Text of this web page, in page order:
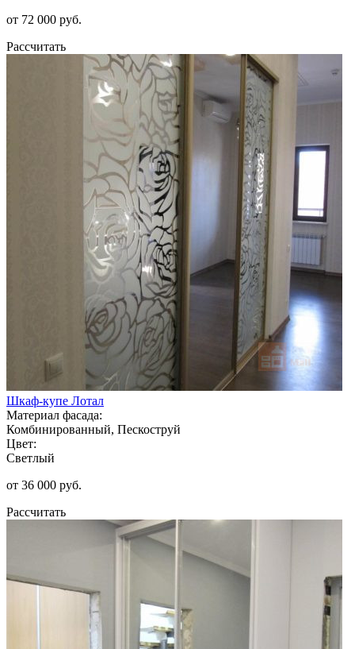
от 72 000 руб.
Рассчитать
Шкаф-купе Лотал
Материал фасада:
Комбинированный, Пескоструй
Цвет:
Светлый
от 36 000 руб.
Рассчитать